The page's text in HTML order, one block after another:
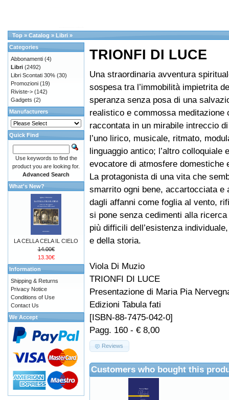
Top » Catalog » Libri »
TRIONFI DI LUCE
Una straordinaria avventura
sospesa tra l’immobilità impietrita
speranza senza posa di una
realistico e commossa meditazione
raccontata in un mirabile intreccio
l’uno lirico, musicale, ritmato,
linguaggio antico; l’altro colloquiale
evocatore di atmosfere domestiche
La protagonista di una vita che
smarrito ogni bene, accartocciata e
dagli affanni come foglia al vento,
si pone senza cedimenti alla
più difficili dell’esistenza
e della storia.
Viola Di Muzio
TRIONFI DI LUCE
Presentazione di Maria Pia
Edizioni Tabula fati
[ISBN-88-7475-042-0]
Pagg. 160 - € 8,00
Reviews
Customers who bought this
Categories
Abbonamenti (4)
Libri (2492)
Libri Scontati 30% (30)
Promozioni (19)
Riviste-> (142)
Gadgets (2)
Manufacturers
Quick Find
Use keywords to find the
product you are looking for.
Advanced Search
What's New?
LA CELLA CELA IL CIELO
14.00€
13.30€
Information
Shipping & Returns
Privacy Notice
Conditions of Use
Contact Us
We Accept